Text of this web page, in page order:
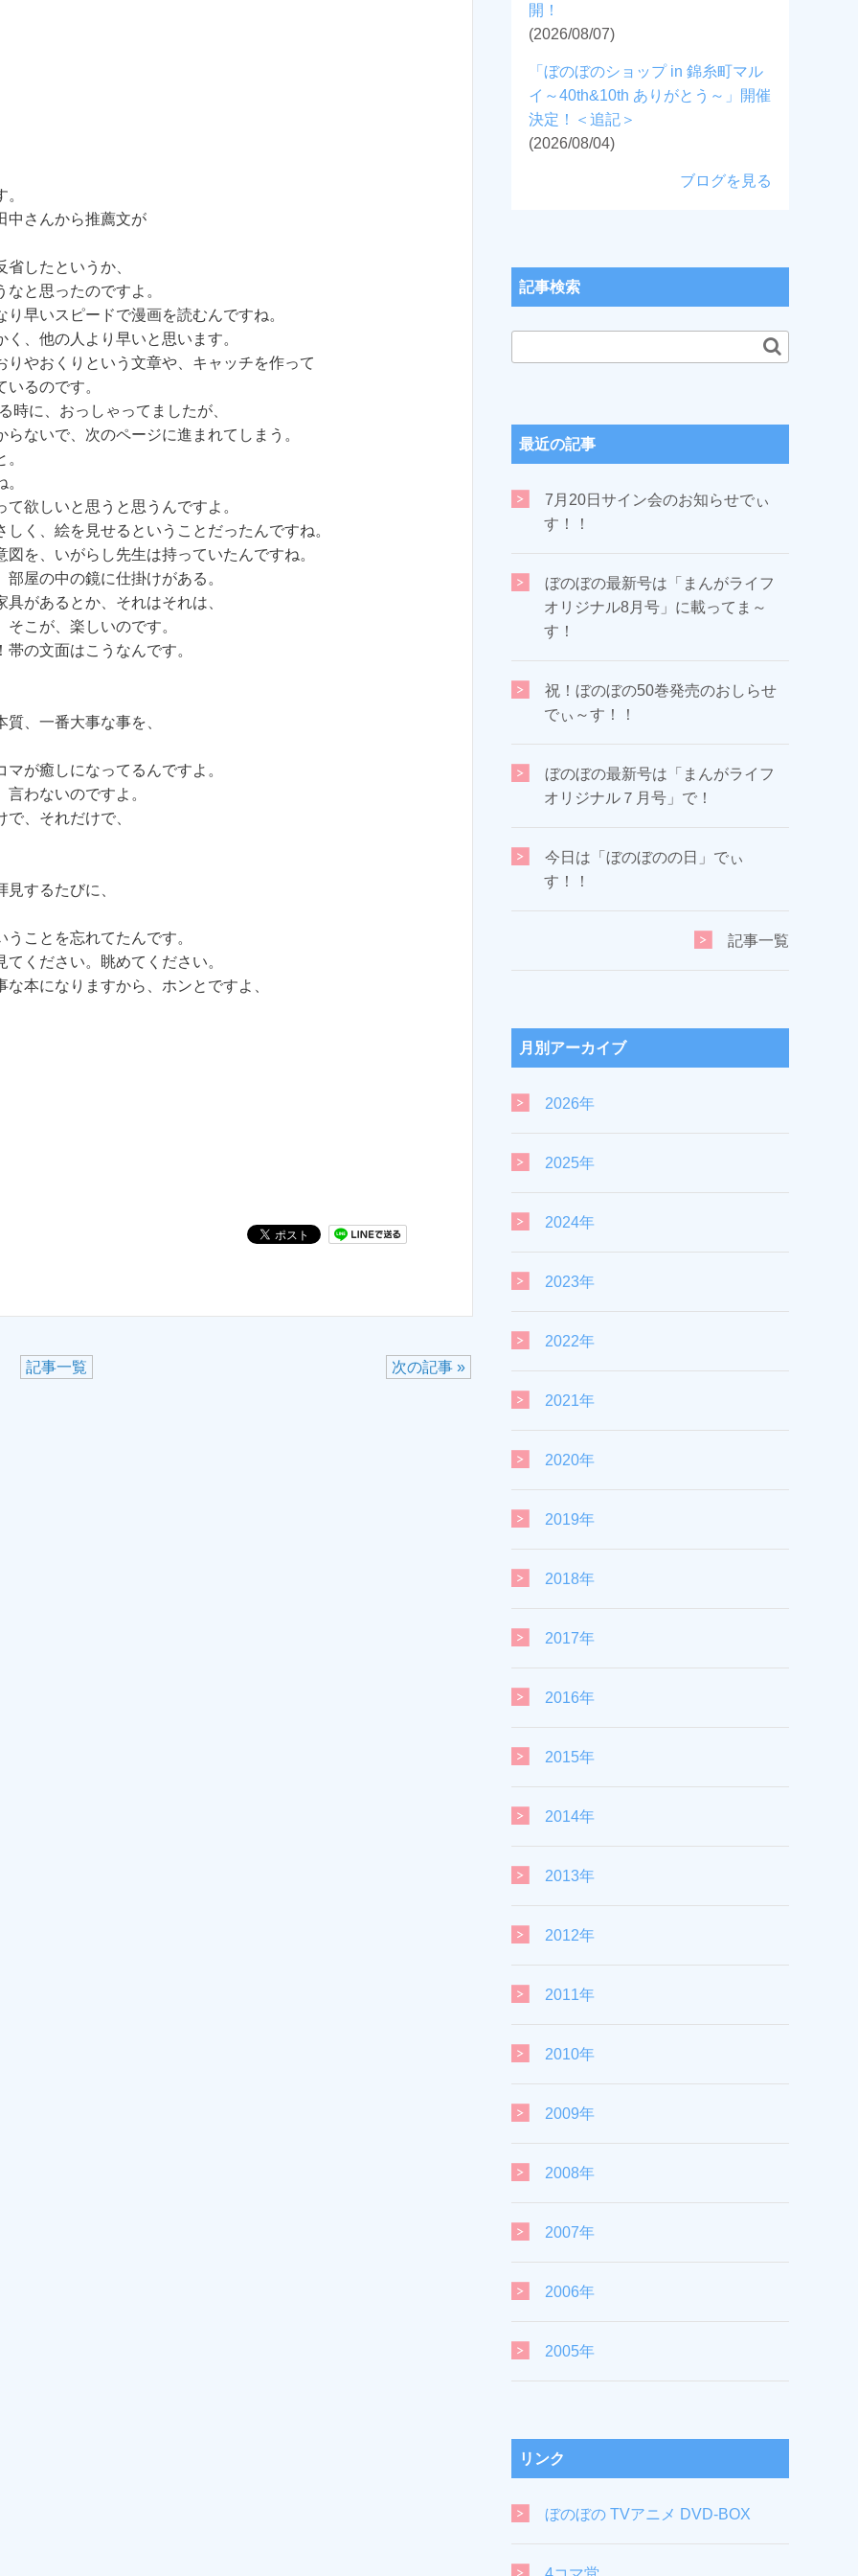
中さんから推薦文が
したというか、
と思ったのですよ。
早いスピードで漫画を読むんですね。
、他の人より早いと思います。
やおくりという文章や、キャッチを作って
るのです。
時に、おっしゃってましたが、
ないで、次のページに進まれてしまう。
欲しいと思うと思うんですよ。
く、絵を見せるということだったんですね。
を、いがらし先生は持っていたんですね。
屋の中の鏡に仕掛けがある。
があるとか、それはそれは、
こが、楽しいのです。
の文面はこうなんです。
、一番大事な事を、
が癒しになってるんですよ。
わないのですよ。
、それだけで、
するたびに、
ことを忘れてたんです。
ください。眺めてください。
本になりますから、ホンとですよ、
次の記事 »
記事一覧
開！
(2026/08/07)
「ぼのぼのショップ in 錦糸町マル
イ～40th&10th ありがとう～」開催
決定！＜追記＞
(2026/08/04)
ブログを見る
記事検索
最近の記事
7月20日サイン会のお知らせでぃ
す！！
ぼのぼの最新号は「まんがライフ
オリジナル8月号」に載ってま～
す！
祝！ぼのぼの50巻発売のおしらせ
でぃ～す！！
ぼのぼの最新号は「まんがライフ
オリジナル７月号」で！
今日は「ぼのぼのの日」でぃ
す！！
記事一覧
月別アーカイブ
2026年
2025年
2024年
2023年
2022年
2021年
2020年
2019年
2018年
2017年
2016年
2015年
2014年
2013年
2012年
2011年
2010年
2009年
2008年
2007年
2006年
2005年
リンク
ぼのぼの TVアニメ DVD-BOX